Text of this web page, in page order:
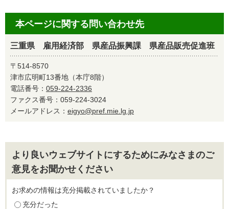
本ページに関する問い合わせ先
三重県 雇用経済部 県産品振興課 県産品販売促進班
〒514-8570
津市広明町13番地（本庁8階）
電話番号： 059-224-2336
ファクス番号：059-224-3024
メールアドレス： eigyo@pref.mie.lg.jp
より良いウェブサイトにするためにみなさまのご
意見をお聞かせください
お求めの情報は充分掲載されていましたか？
充分だった